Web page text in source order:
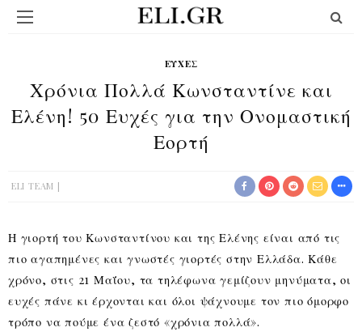
ΕΥΧΈΣ
Χρόνια Πολλά Κωνσταντίνε και
Ελένη! 50 Ευχές για την Ονομαστική
Εορτή
ELI TEAM
Η γιορτή του Κωνσταντίνου και της Ελένης είναι από τις
πιο αγαπημένες και γνωστές γιορτές στην Ελλάδα. Κάθε
χρόνο, στις 21 Μαΐου, τα τηλέφωνα γεμίζουν μηνύματα, οι
ευχές πάνε κι έρχονται και όλοι ψάχνουμε τον πιο όμορφο
τρόπο να πούμε ένα ζεστό «χρόνια πολλά».